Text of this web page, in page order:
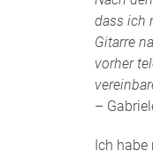
dass ich
Gitarre
vorher
–
Ich habe